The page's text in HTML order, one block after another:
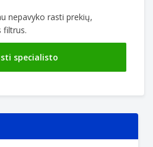
nepavyko rasti prekių,
filtrus.
specialisto